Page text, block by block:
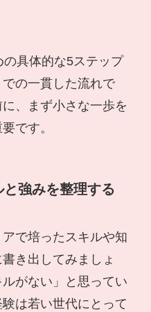
具体的な5ステップ
の一貫した流れで
、まず小さな一歩を
です。
強みを整理する
で培ったスキルや知
き出してみましょ
がない」と思ってい
は若い世代にとって